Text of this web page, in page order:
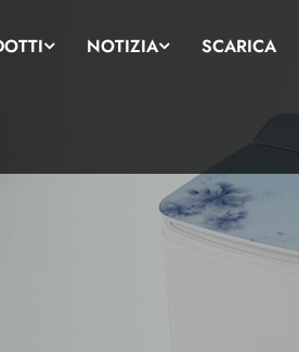
NOTIZIA SCARICA